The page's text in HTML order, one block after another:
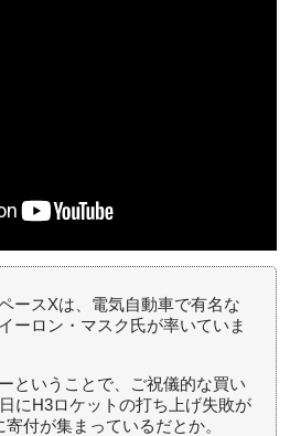
ースXは、電気自動車で有名な
ーロン・マスク氏が率いていま
ということで、ご祝儀的な買い
にH3ロケットの打ち上げ失敗が
付が集まっているだとか。